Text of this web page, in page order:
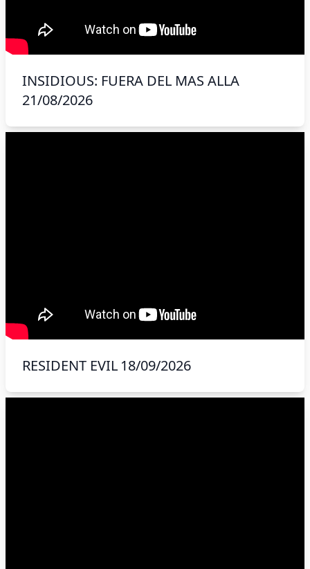
INSIDIOUS: FUERA DEL MAS ALLA
21/08/2026
RESIDENT EVIL 18/09/2026